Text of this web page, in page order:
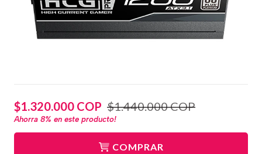
$1.320.000 COP $1.440.000 COP
Ahorra 8% en este producto!
COMPRAR